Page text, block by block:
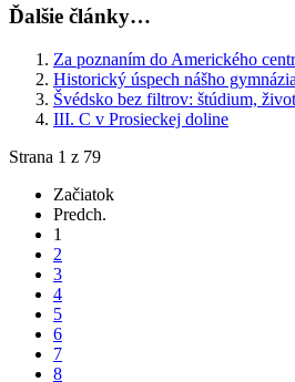
Ďalšie články…
Za poznaním do Amerického
Historický úspech nášho
Švédsko bez filtrov: štúdium,
III. C v Prosieckej doline
Strana 1 z 79
Začiatok
Predch.
1
2
3
4
5
6
7
8